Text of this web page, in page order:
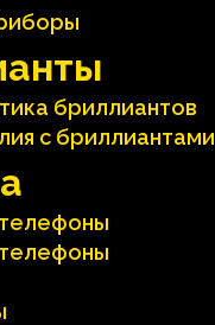
бриллиантoв
c бриллиантами